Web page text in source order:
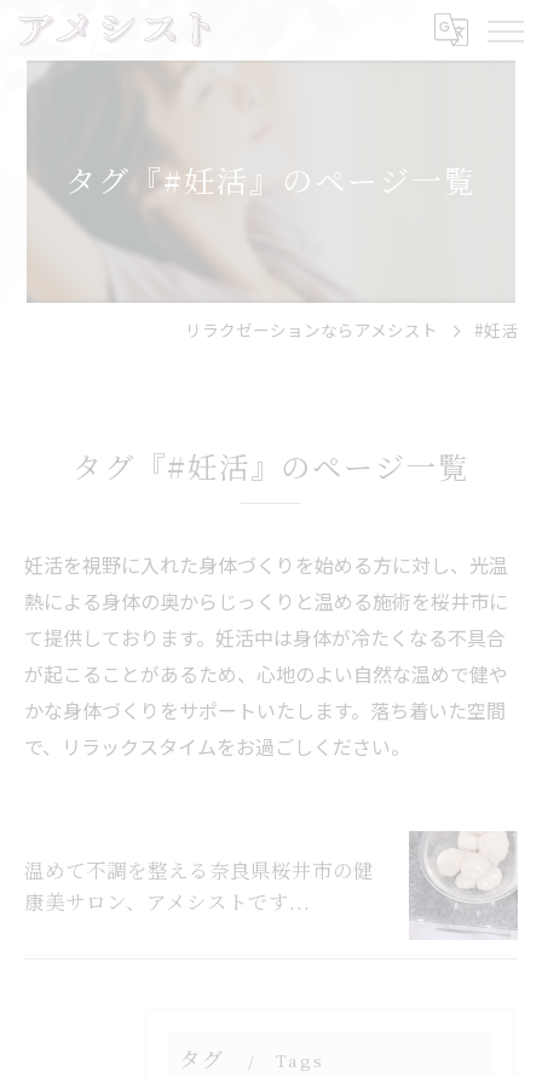
タグ『#妊活』のページ一覧
リラクゼーションならアメシスト #妊活
タグ『#妊活』のページ一覧
妊活を視野に入れた身体づくりを始める方に対し、光温
熱による身体の奥からじっくりと温める施術を桜井市に
て提供しております。妊活中は身体が冷たくなる不具合
が起こることがあるため、心地のよい自然な温めで健や
かな身体づくりをサポートいたします。落ち着いた空間
で、リラックスタイムをお過ごしください。
温めて不調を整える奈良県桜井市の健
康美サロン、アメシストです...
タグ Tags